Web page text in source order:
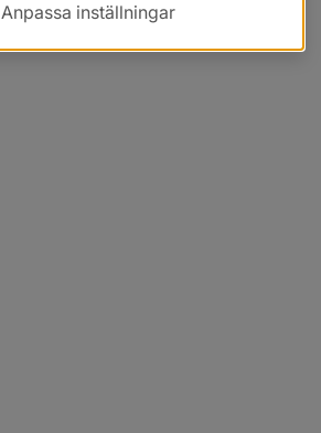
Anpassa inställningar